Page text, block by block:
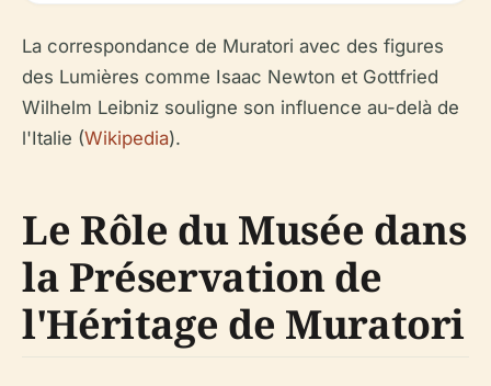
La correspondance de Muratori avec des figures
des Lumières comme Isaac Newton et Gottfried
Wilhelm Leibniz souligne son influence au-delà de
l'Italie (Wikipedia).
Le Rôle du Musée dans
la Préservation de
l'Héritage de Muratori